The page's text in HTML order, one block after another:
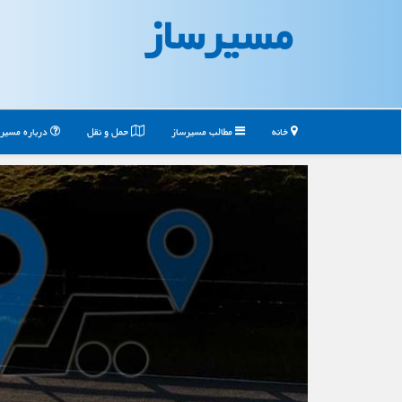
مسیرساز
خانه مطالب مسیرساز حمل و نقل درباره